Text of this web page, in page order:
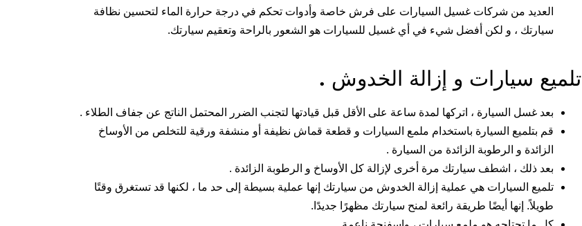
العديد من شركات غسيل السيارات على فرش خاصة وأدوات تحكم في درجة حرارة الماء لتحسين نظافة
سيارتك ، و لكن أفضل شيء في أي غسيل للسيارات هو الشعور بالراحة وتعقيم سيارتك.
تلميع سيارات و إزالة الخدوش .
بعد غسل السيارة ، اتركها لمدة ساعة على الأقل قبل قيادتها لتجنب الضرر المحتمل الناتج عن جفاف الطلاء .
قم بتلميع السيارة باستخدام ملمع السيارات و قطعة قماش نظيفة أو منشفة ورقية للتخلص من الأوساخ
الزائدة و الرطوبة الزائدة من السيارة .
بعد ذلك ، اشطف سيارتك مرة أخرى لإزالة كل الأوساخ و الرطوبة الزائدة .
تلميع السيارات هي عملية إزالة الخدوش من سيارتك إنها عملية بسيطة إلى حد ما ، لكنها قد تستغرق وقتًا
طويلاً. إنها أيضًا طريقة رائعة لمنح سيارتك مظهرًا جديدًا.